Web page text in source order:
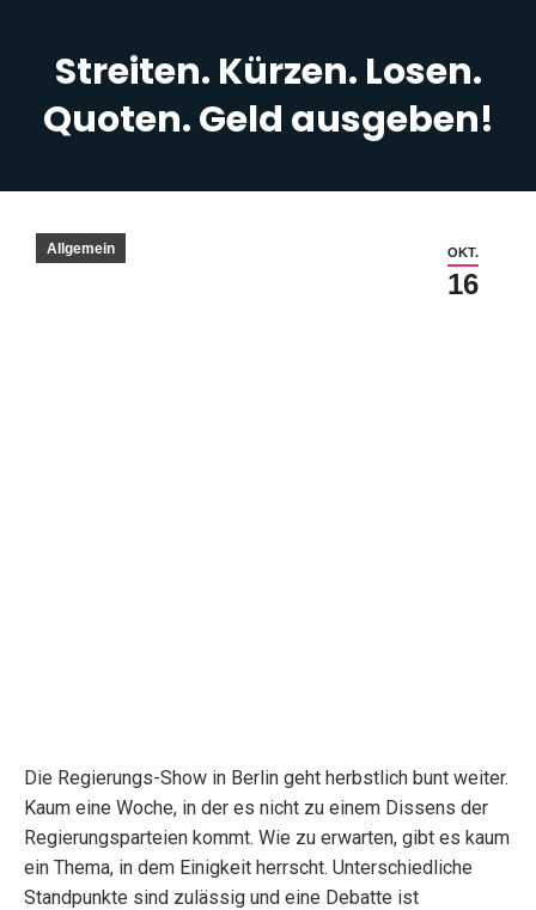
Streiten. Kürzen. Losen.
Quoten. Geld ausgeben!
OKT.
16
Allgemein
Die Regierungs-Show in Berlin geht herbstlich bunt weiter.
Kaum eine Woche, in der es nicht zu einem Dissens der
Regierungsparteien kommt. Wie zu erwarten, gibt es kaum
ein Thema, in dem Einigkeit herrscht. Unterschiedliche
Standpunkte sind zulässig und eine Debatte ist